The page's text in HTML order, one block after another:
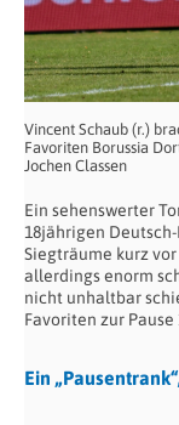
Vincent Schaub (r.)
Favoriten Borussia
Jochen Classen
Ein sehenswerter
18jährigen
Siegträume kurz
allerdings enorm
nicht unhaltbar
Favoriten zur Pause
Ein